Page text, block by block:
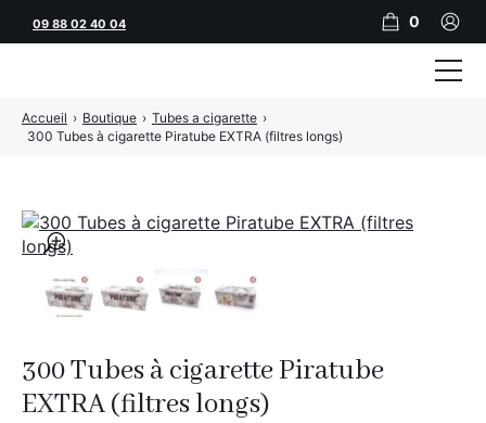
🔍
300 Tubes à cigarette Piratube
EXTRA (filtres longs)
Accueil › Boutique › Tubes a cigarette ›
300 Tubes à cigarette Piratube EXTRA (filtres longs)
09 88 02 40 04 0
Tubeuses
Feuilles
Filtres
Rouleuses
Vape